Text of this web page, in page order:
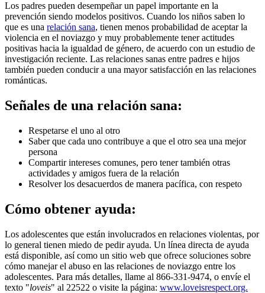
Los padres pueden desempeñar un papel importante en la
prevención siendo modelos positivos. Cuando los niños saben lo
que es una relación sana, tienen menos probabilidad de aceptar la
violencia en el noviazgo y muy probablemente tener actitudes
positivas hacia la igualdad de género, de acuerdo con un estudio de
investigación reciente. Las relaciones sanas entre padres e hijos
también pueden conducir a una mayor satisfacción en las relaciones
románticas.
Señales de una relación sana:
Respetarse el uno al otro
Saber que cada uno contribuye a que el otro sea una mejor
persona
Compartir intereses comunes, pero tener también otras
actividades y amigos fuera de la relación
Resolver los desacuerdos de manera pacífica, con respeto
Cómo obtener ayuda:
Los adolescentes que están involucrados en relaciones violentas, por
lo general tienen miedo de pedir ayuda. Un línea directa de ayuda
está disponible, así como un sitio web que ofrece soluciones sobre
cómo manejar el abuso en las relaciones de noviazgo entre los
adolescentes. Para más detalles, llame al 866-331-9474, o envíe el
texto "loveis" al 22522 o visite la página: www.loveisrespect.org.